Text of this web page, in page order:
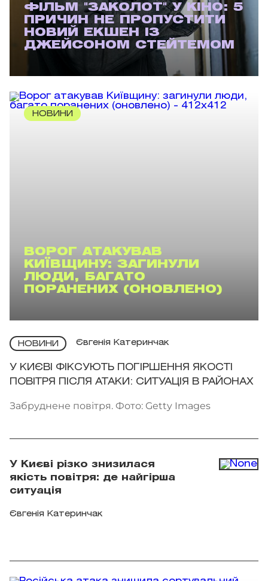
ФІЛЬМ "ЗАКОЛОТ" У КІНО: 5
ПРИЧИН НЕ ПРОПУСТИТИ
НОВИЙ ЕКШЕН ІЗ
ДЖЕЙСОНОМ СТЕЙТЕМОМ
НОВИНИ
ВОРОГ АТАКУВАВ
КИЇВЩИНУ: ЗАГИНУЛИ
ЛЮДИ, БАГАТО
ПОРАНЕНИХ (ОНОВЛЕНО)
НОВИНИ Євгенія Катеринчак
У КИЄВІ ФІКСУЮТЬ ПОГІРШЕННЯ ЯКОСТІ
ПОВІТРЯ ПІСЛЯ АТАКИ: СИТУАЦІЯ В РАЙОНАХ
Забруднене повітря. Фото: Getty Images
У Києві різко знизилася
якість повітря: де найгірша
ситуація
Євгенія Катеринчак